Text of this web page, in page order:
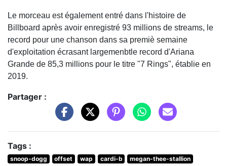
Le morceau est également entré dans l'histoire de
Billboard après avoir enregistré 93 millions de streams, le
record pour une chanson dans sa premiè semaine
d'exploitation écrasant largemenbtle record d'Ariana
Grande de 85,3 millions pour le titre "7 Rings", établie en
2019.
Partager :
Tags :
snoop-dogg offset wap cardi-b
megan-thee-stallion